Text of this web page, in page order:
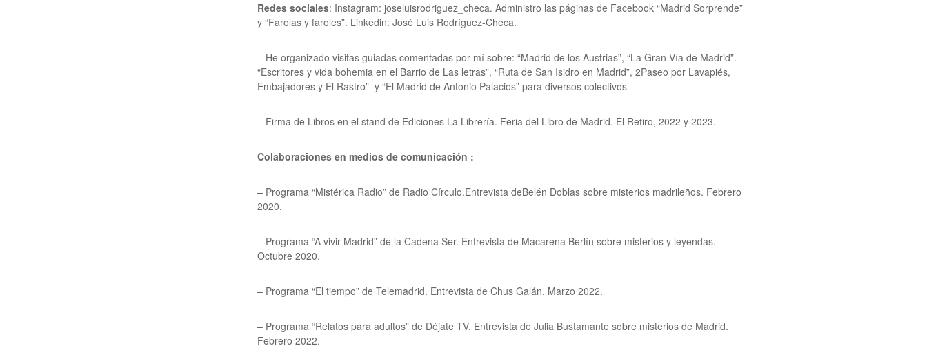
Redes sociales: Instagram: joseluisrodriguez_checa. Administro las páginas de Facebook “Madrid Sorprende”
y “Farolas y faroles”. Linkedin: José Luis Rodríguez-Checa.
– He organizado visitas guiadas comentadas por mí sobre: “Madrid de los Austrias”, “La Gran Vía de Madrid”.
“Escritores y vida bohemia en el Barrio de Las letras”, “Ruta de San Isidro en Madrid”, 2Paseo por Lavapiés,
Embajadores y El Rastro” y “El Madrid de Antonio Palacios” para diversos colectivos
– Firma de Libros en el stand de Ediciones La Librería. Feria del Libro de Madrid. El Retiro, 2022 y 2023.
Colaboraciones en medios de comunicación :
– Programa “Mistérica Radio” de Radio Círculo.Entrevista deBelén Doblas sobre misterios madrileños. Febrero
2020.
– Programa “A vivir Madrid” de la Cadena Ser. Entrevista de Macarena Berlín sobre misterios y leyendas.
Octubre 2020.
– Programa “El tiempo” de Telemadrid. Entrevista de Chus Galán. Marzo 2022.
– Programa “Relatos para adultos” de Déjate TV. Entrevista de Julia Bustamante sobre misterios de Madrid.
Febrero 2022.